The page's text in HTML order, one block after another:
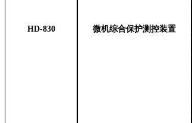
HD-830 微机综合保护测控装置